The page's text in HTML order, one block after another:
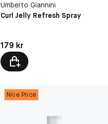
Umberto Giannini
Curl Jelly Refresh Spray
Pris: 179 kr
179 kr
Nice Price